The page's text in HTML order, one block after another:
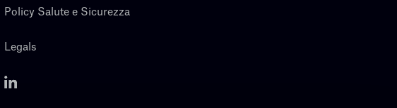
Policy Salute e Sicurezza
Legals